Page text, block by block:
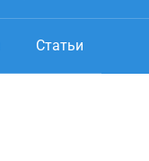
Статьи